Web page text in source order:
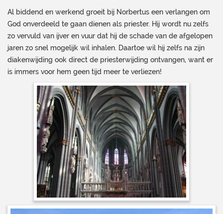
Al biddend en werkend groeit bij Norbertus een verlangen om
God onverdeeld te gaan dienen als priester. Hij wordt nu zelfs
zo vervuld van ijver en vuur dat hij de schade van de afgelopen
jaren zo snel mogelijk wil inhalen. Daartoe wil hij zelfs na zijn
diakenwijding ook direct de priesterwijding ontvangen, want er
is immers voor hem geen tijd meer te verliezen!